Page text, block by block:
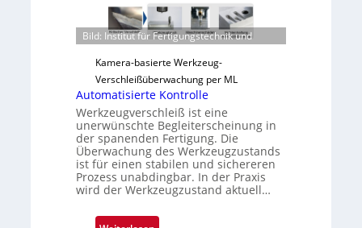
v
e
r
l
ä
s
s
g
e
D
r
Bild: Institut für Fertigungstechnik und
Kamera-basierte Werkzeug-
Verschleißüberwachung per ML
Automatisierte Kontrolle
Werkzeugverschleiß ist eine
unerwünschte Begleiterscheinung in
der spanenden Fertigung. Die
Überwachung des Werkzeugzustands
ist für einen stabilen und sichereren
Prozess unabdingbar. In der Praxis
wird der Werkzeugzustand aktuell…